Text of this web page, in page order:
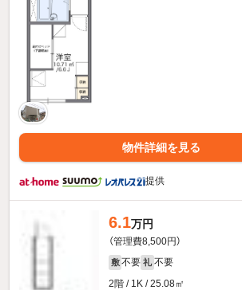
物件詳細を見る
提供
6.1万円
（管理費8,500円）
敷 不要 礼 不要
2階 / 1K / 25.08㎡